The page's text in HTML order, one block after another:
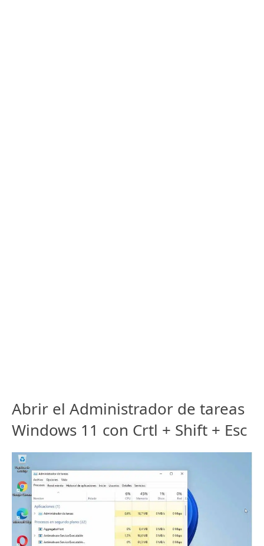
Abrir el Administrador de tareas
Windows 11 con Crtl + Shift + Esc